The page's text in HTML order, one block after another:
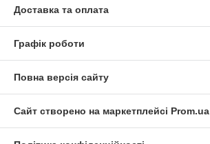
Доставка та оплата
Графік роботи
Повна версія сайту
Сайт створено на маркетплейсі Prom.ua